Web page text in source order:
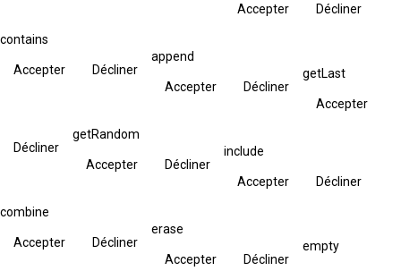
Accepter Décliner
contains
Accepter Décliner
append
Accepter Décliner
getLast
Accepter
Décliner
getRandom
Accepter Décliner
include
Accepter Décliner
combine
Accepter Décliner
erase
Accepter Décliner
empty